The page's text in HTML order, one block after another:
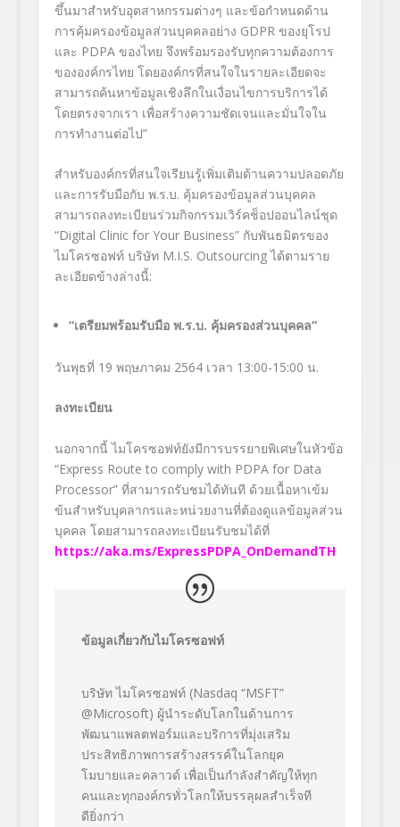
ขึ้นมาสำหรับอุตสาหกรรมต่างๆ และข้อกำหนดด้าน
การคุ้มครองข้อมูลส่วนบุคคลอย่าง GDPR ของยุโรป
และ PDPA ของไทย จึงพร้อมรองรับทุกความต้องการ
ขององค์กรไทย โดยองค์กรที่สนใจในรายละเอียดจะ
สามารถค้นหาข้อมูลเชิงลึกในเงื่อนไขการบริการได้
โดยตรงจากเรา เพื่อสร้างความชัดเจนและมั่นใจใน
การทำงานต่อไป”
สำหรับองค์กรที่สนใจเรียนรู้เพิ่มเติมด้านความปลอดภัย
และการรับมือกับ พ.ร.บ. คุ้มครองข้อมูลส่วนบุคคล
สามารถลงทะเบียนร่วมกิจกรรมเวิร์คช็อปออนไลน์ชุด
“Digital Clinic for Your Business” กับพันธมิตรของ
ไมโครซอฟท์ บริษัท M.I.S. Outsourcing ได้ตามราย
ละเอียดข้างล่างนี้:
“เตรียมพร้อมรับมือ พ.ร.บ. คุ้มครองส่วนบุคคล”
วันพุธที่ 19 พฤษภาคม 2564เวลา 13:00-15:00 น.
ลงทะเบียน
นอกจากนี้ ไมโครซอฟท์ยังมีการบรรยายพิเศษในหัวข้อ
“Express Route to comply with PDPA for Data
Processor”ที่สามารถรับชมได้ทันที ด้วยเนื้อหาเข้ม
ข้นสำหรับบุคลากรและหน่วยงานที่ต้องดูแลข้อมูลส่วน
บุคคล โดยสามารถลงทะเบียนรับชมได้ที่
https://aka.ms/ExpressPDPA_OnDemandTH
ข้อมูลเกี่ยวกับไมโครซอฟท์
บริษัท ไมโครซอฟท์ (Nasdaq “MSFT”
@Microsoft) ผู้นำระดับโลกในด้านการ
พัฒนาแพลตฟอร์มและบริการที่มุ่งเสริม
ประสิทธิภาพการสร้างสรรค์ในโลกยุค
โมบายและคลาวด์ เพื่อเป็นกำลังสำคัญให้ทุก
คนและทุกองค์กรทั่วโลกให้บรรลุผลสำเร็จที
ดียิ่งกว่า